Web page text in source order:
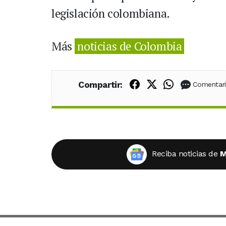
legislación colombiana.
Más noticias de Colombia
Compartir: Compartir en
Compartir en
Compartir
Reciba noticias de